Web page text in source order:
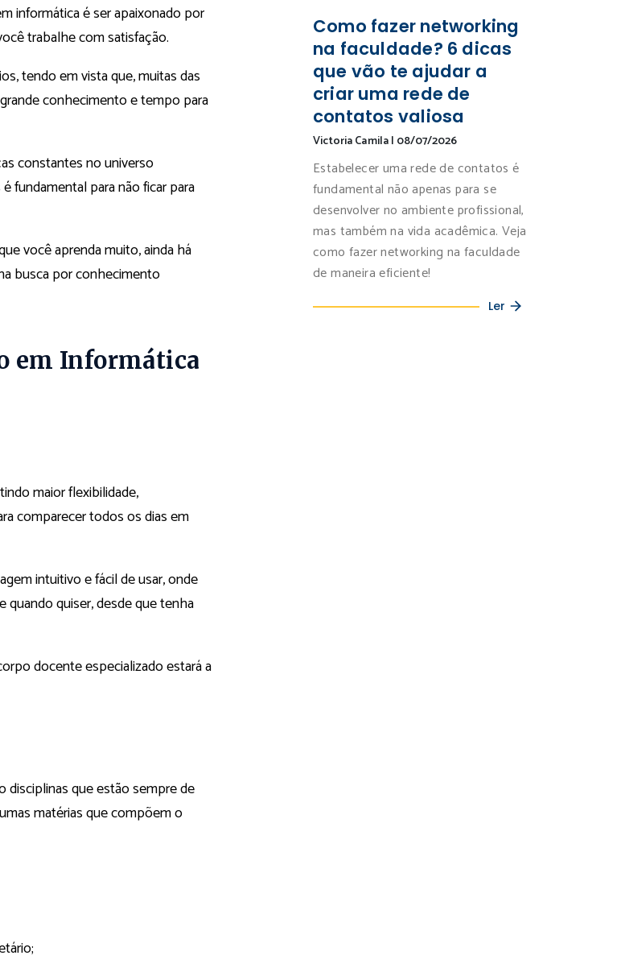
informática é ser apaixonado por
trabalhe com satisfação.
tendo em vista que, muitas das
conhecimento e tempo para
constantes no universo
fundamental para não ficar para
você aprenda muito, ainda há
busca por conhecimento
em Informática
maior flexibilidade,
comparecer todos os dias em
intuitivo e fácil de usar, onde
quiser, desde que tenha
docente especializado estará a
disciplinas que estão sempre de
matérias que compõem o
Como fazer networking
na faculdade? 6 dicas
que vão te ajudar a
criar uma rede de
contatos valiosa
Victoria Camila| 08/07/2026
Estabelecer uma rede de contatos é
fundamental não apenas para se
desenvolver no ambiente profissional,
mas também na vida acadêmica. Veja
como fazer networking na faculdade
de maneira eficiente!
Ler